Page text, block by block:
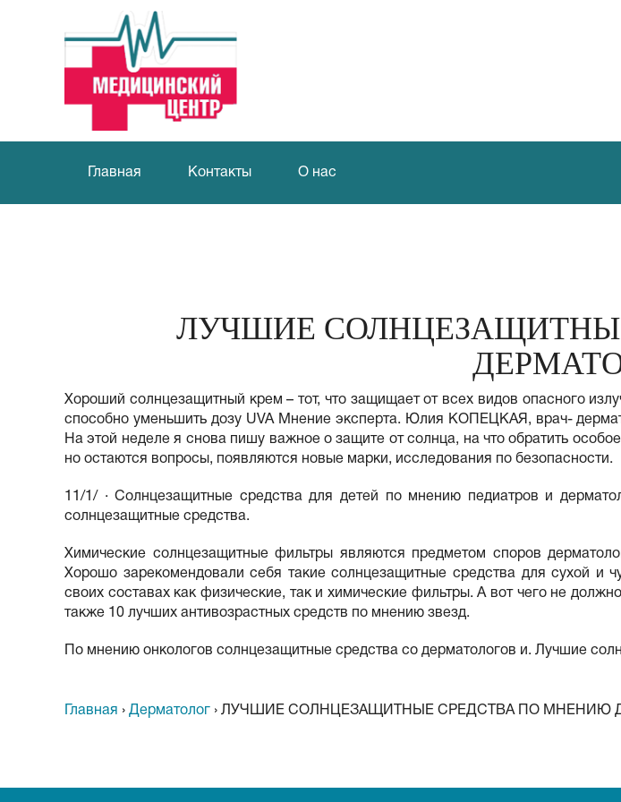
Главная Контакты О нас
ЛУЧШИЕ
Хороший солнцезащитный крем – тот, что защищает от всех видов опасного
способно уменьшить дозу UVA Мнение эксперта. Юлия КОПЕЦКАЯ, врач-
На этой неделе я снова пишу важное о защите от солнца, на что обратить
но остаются вопросы, появляются новые марки, исследования по безопасности.
11/1/ · Солнцезащитные средства для детей по мнению педиатров и
солнцезащитные средства.
Химические солнцезащитные фильтры являются предметом споров
Хорошо зарекомендовали себя такие солнцезащитные средства для сухой и
своих составах как физические, так и химические фильтры. А вот чего не
также 10 лучших антивозрастных средств по мнению звезд.
По мнению онкологов солнцезащитные средства со дерматологов и. Лучшие
Главная › Дерматолог › ЛУЧШИЕ СОЛНЦЕЗАЩИТНЫЕ СРЕДСТВА ПО МНЕНИЮ